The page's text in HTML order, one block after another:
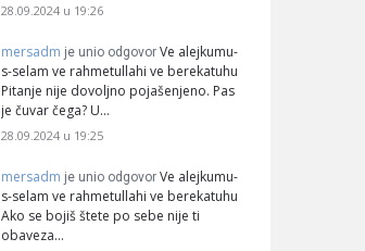
28.09.2024 u 19:26
mersadm je unio odgovor Ve alejkumu-
s-selam ve rahmetullahi ve berekatuhu
Pitanje nije dovoljno pojašenjeno. Pas
je čuvar čega? U…
28.09.2024 u 19:25
mersadm je unio odgovor Ve alejkumu-
s-selam ve rahmetullahi ve berekatuhu
Ako se bojiš štete po sebe nije ti
obaveza…